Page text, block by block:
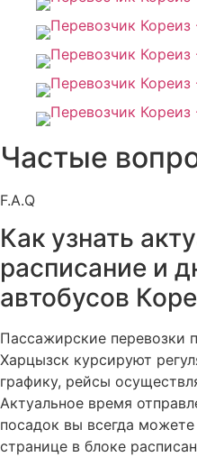
Частые
F.A.Q
Как узнать
расписание и
автобусов
Пассажирские перевозки
Харцызск курсируют
графику, рейсы
Актуальное время
посадок вы всегда
странице в блоке